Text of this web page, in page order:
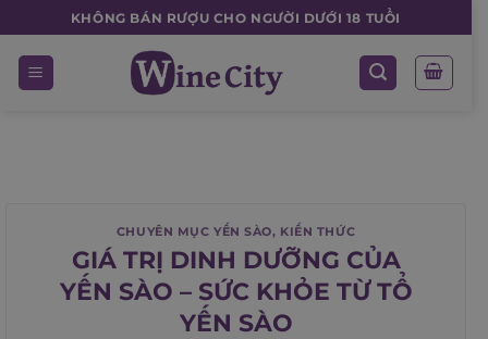
to
content
KHÔNG BÁN RƯỢU CHO NGƯỜI DƯỚI 18 TUỔI
CHUYÊN MỤC YẾN SÀO, KIẾN THỨC
GIÁ TRỊ DINH DƯỠNG CỦA
YẾN SÀO – SỨC KHỎE TỪ TỔ
YẾN SÀO